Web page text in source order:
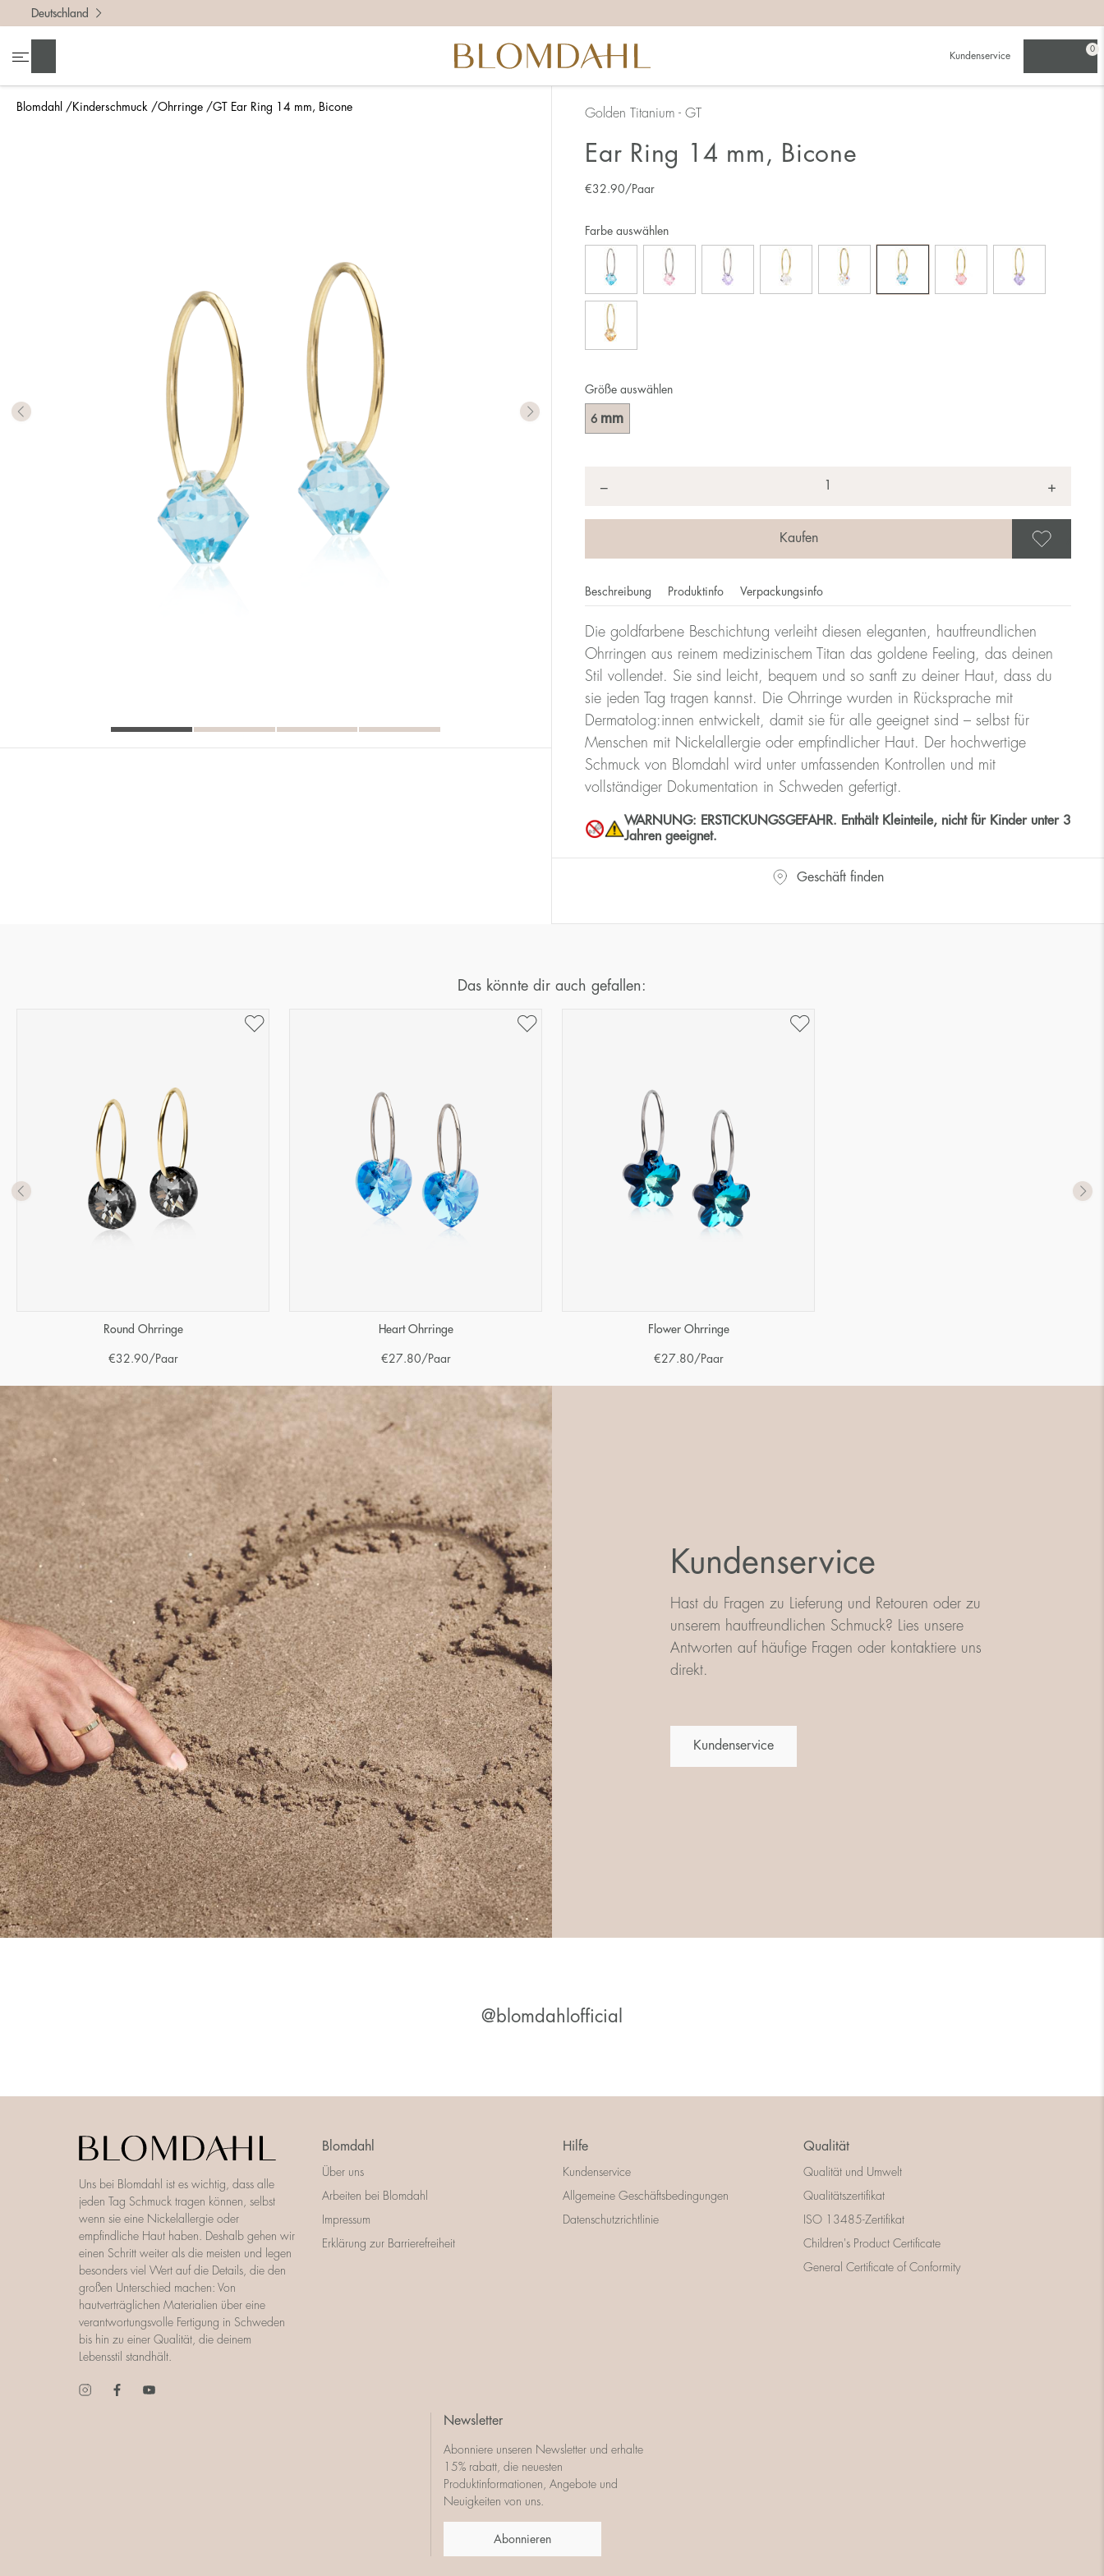
Blomdahl Kinderschmuck Ohrringe GT Ear Ring 14 mm, Bicone
Deutschland
Kundenservice
0
Golden Titanium - GT
Ear Ring 14 mm, Bicone
€32.90/Paar
Größe auswählen
6 mm
Farbe auswählen
− +
Beschreibung Produktinfo Verpackungsinfo
Die goldfarbene Beschichtung verleiht diesen eleganten, hautfreundlichen
Ohrringen aus reinem medizinischem Titan das goldene Feeling, das deinen
Stil vollendet. Sie sind leicht, bequem und so sanft zu deiner Haut, dass du
sie jeden Tag tragen kannst. Die Ohrringe wurden in Rücksprache mit
Dermatolog:innen entwickelt, damit sie für alle geeignet sind – selbst für
Menschen mit Nickelallergie oder empfindlicher Haut. Der hochwertige
Schmuck von Blomdahl wird unter umfassenden Kontrollen und mit
vollständiger Dokumentation in Schweden gefertigt.
WARNUNG: ERSTICKUNGSGEFAHR. Enthält Kleinteile, nicht für Kinder unter 3
Jahren geeignet.
Geschäft finden
Das könnte dir auch gefallen:
Round Ohrringe
€32.90 /Paar
Heart Ohrringe
€27.80 /Paar
Flower Ohrringe
€27.80 /Paar
Kundenservice
Hast du Fragen zu Lieferung und Retouren oder zu
unserem hautfreundlichen Schmuck? Lies unsere
Antworten auf häufige Fragen oder kontaktiere uns
direkt.
Kundenservice
@blomdahlofficial
Uns bei Blomdahl ist es wichtig, dass alle
jeden Tag Schmuck tragen können, selbst
wenn sie eine Nickelallergie oder
empfindliche Haut haben. Deshalb gehen wir
einen Schritt weiter als die meisten und legen
besonders viel Wert auf die Details, die den
großen Unterschied machen: Von
hautverträglichen Materialien über eine
verantwortungsvolle Fertigung in Schweden
bis hin zu einer Qualität, die deinem
Lebensstil standhält.
Blomdahl
Über uns
Arbeiten bei Blomdahl
Impressum
Erklärung zur Barrierefreiheit
Hilfe
Kundenservice
Allgemeine Geschäftsbedingungen
Datenschutzrichtlinie
Qualität
Qualität und Umwelt
Qualitätszertifikat
ISO 13485-Zertifikat
Children's Product Certificate
General Certificate of Conformity
Newsletter
Abonniere unseren Newsletter und erhalte
15% rabatt, die neuesten
Produktinformationen, Angebote und
Neuigkeiten von uns.
Abonnieren